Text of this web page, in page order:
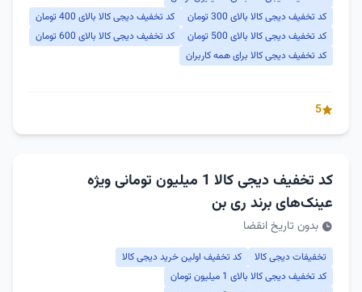
کد تخفیف دیجی کالا بالای 300 تومان
کد تخفیف دیجی کالا بالای 400 تومان
کد تخفیف دیجی کالا بالای 500 تومان
کد تخفیف دیجی کالا بالای 600 تومان
کد تخفیف دیجی کالا برای همه کاربران
5
کد تخفیف دیجی کالا 1 میلیون تومانی ویژه
عینک‌های برند ری بن
بدون تاریخ انقضا
تخفیفات دیجی کالا
کد تخفیف اولین خرید دیجی کالا
کد تخفیف دیجی کالا بالای 1 میلیون تومان